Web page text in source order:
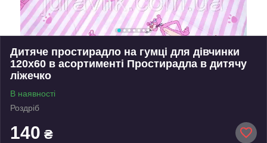
Дитяче простирадло на гумці для дівчинки
120х60 в асортименті Простирадла в дитячу
ліжечко
В наявності
Роздріб
140 ₴